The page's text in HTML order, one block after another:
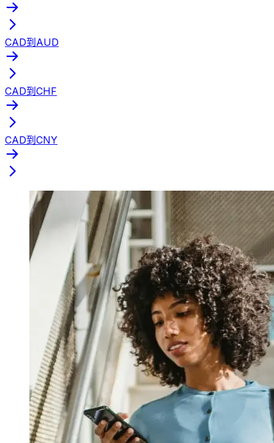
CAD到AUD
CAD到CHF
CAD到CNY